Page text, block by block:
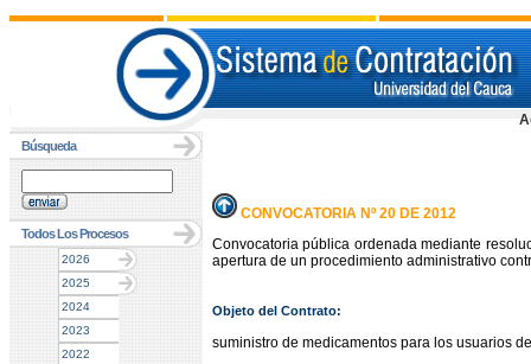
Búsqueda
Todos Los Procesos
2026
2025
2024
2023
2022
CONVOCATORIA Nº 20 DE 2012
Convocatoria pública ordenada mediante
apertura de un procedimiento administrativo
Objeto del Contrato:
suministro de medicamentos para los usuarios